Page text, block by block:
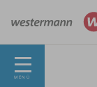
MENÜ